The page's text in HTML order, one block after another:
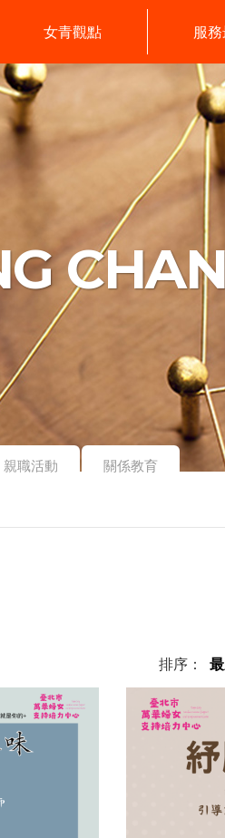
女青觀點 服
親職活動 關係教育
排序：